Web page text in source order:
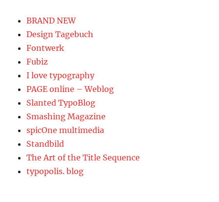
BRAND NEW
Design Tagebuch
Fontwerk
Fubiz
I love typography
PAGE online – Weblog
Slanted TypoBlog
Smashing Magazine
spicOne multimedia
Standbild
The Art of the Title Sequence
typopolis. blog